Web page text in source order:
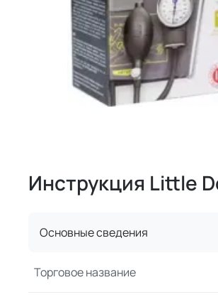
Инструкция Little
Основные сведения
Торговое название